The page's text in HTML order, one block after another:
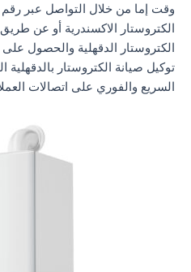
وقت إما من خلال التواصل عبر
الكتروستار الاكسندرية أو عن
الكتروستار الدقهلية والحصول
توكيل صيانة الكتروستار بالدقهلية
السريع والفوري على اتصالات